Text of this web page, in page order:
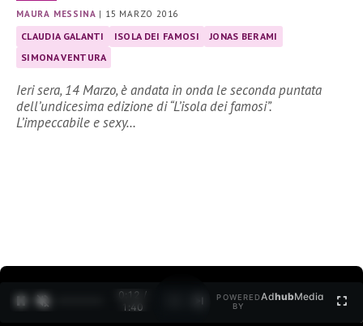
MAURA MESSINA | 15 MARZO 2016
CLAUDIA GALANTI ISOLA DEI FAMOSI
JONAS BERAMI
SIMONA VENTURA
Ieri sera, 14 Marzo, è andata in onda le seconda puntata
dell’undicesima edizione di “L’isola dei famosi”.
L’impeccabile e sexy…
0:12 /
1:40
POWERED
BY
AdhubMedia